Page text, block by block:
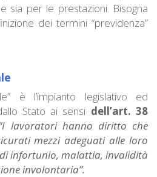
sia per le prestazioni. Bisogna
dei termini “previdenza”
è l’impianto legislativo ed
Stato ai sensi dell’art. 38
lavoratori hanno diritto che
mezzi adeguati alle loro
di infortunio, malattia, invalidità
involontaria”.